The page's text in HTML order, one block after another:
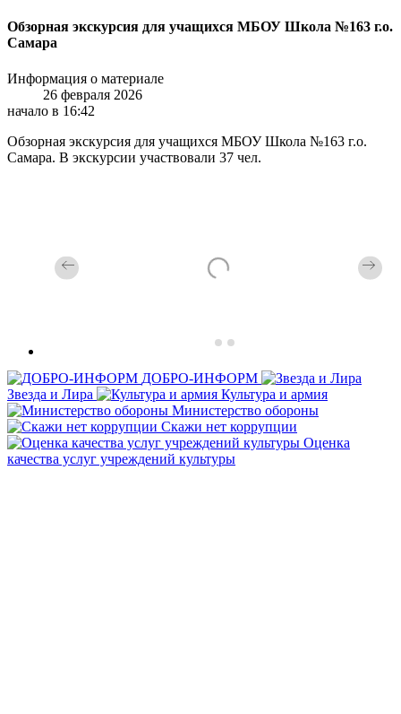
Обзорная экскурсия для учащихся МБОУ Школа №163 г.о.
Самара
Информация о материале
26 февраля 2026
начало в 16:42
Обзорная экскурсия для учащихся МБОУ Школа №163 г.о.
Самара. В экскурсии участвовали 37 чел.
ДОБРО-ИНФОРМ
Звезда и Лира
Культура и армия
Министерство обороны
Скажи нет коррупции
Оценка
качества услуг учреждений культуры